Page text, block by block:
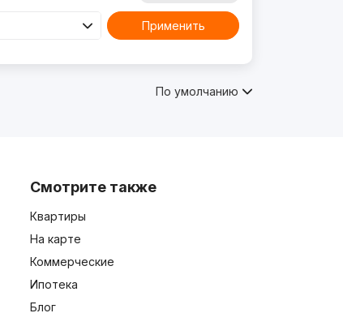
Применить
По умолчанию
Смотрите также
Квартиры
На карте
Коммерческие
Ипотека
Блог